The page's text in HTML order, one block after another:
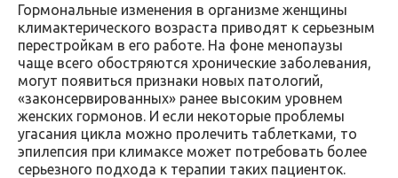
Гормональные изменения в организме женщины
климактерического возраста приводят к серьезным
перестройкам в его работе. На фоне менопаузы
чаще всего обостряются хронические заболевания,
могут появиться признаки новых патологий,
«законсервированных» ранее высоким уровнем
женских гормонов. И если некоторые проблемы
угасания цикла можно пролечить таблетками, то
эпилепсия при климаксе может потребовать более
серьезного подхода к терапии таких пациенток.